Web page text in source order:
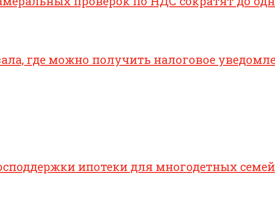
где можно получить налоговое
ипотеки для многодетных семей